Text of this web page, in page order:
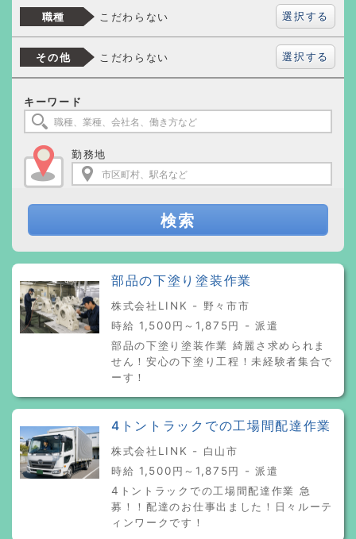
職種 こだわらない 選択する
その他 こだわらない 選択する
キーワード
勤務地
検索
部品の下塗り塗装作業
株式会社LINK - 野々市市
時給 1,500円～1,875円 - 派遣
部品の下塗り塗装作業 綺麗さ求められま
せん！安心の下塗り工程！未経験者集合で
ーす！
4トントラックでの工場間配達作業
株式会社LINK - 白山市
時給 1,500円～1,875円 - 派遣
4トントラックでの工場間配達作業 急
募！！配達のお仕事出ました！日々ルーテ
ィンワークです！